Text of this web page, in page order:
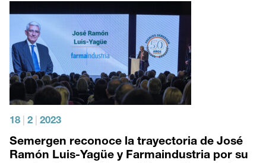
18 2 2023
Semergen reconoce la trayectoria de José
Ramón Luis-Yagüe y Farmaindustria por su